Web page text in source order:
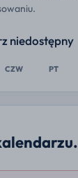
niedostępny
CZW PT